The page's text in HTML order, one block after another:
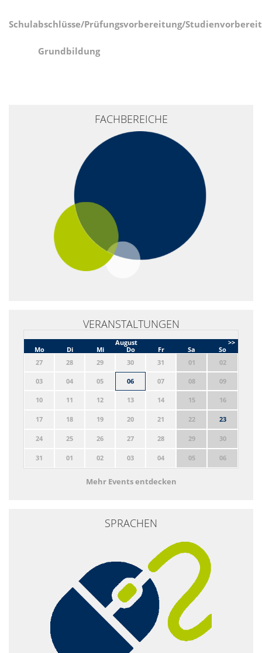
Schulabschlüsse/Prüfungsvorbereitung/
Grundbildung
FACHBEREICHE
VERANSTALTUNGEN
>>
August
Mo
Di Mi Do Fr Sa
So
27
28 29 30 31 01 02
03 04 05 06 07 08 09
10 11 12 13 14 15 16
17 18 19 20 21 22 23
24 25 26 27 28 29 30
31 01 02 03 04 05 06
Mehr Events entdecken
SPRACHEN